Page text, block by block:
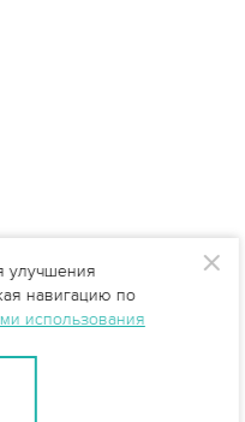
улучшения
навигацию по
использования